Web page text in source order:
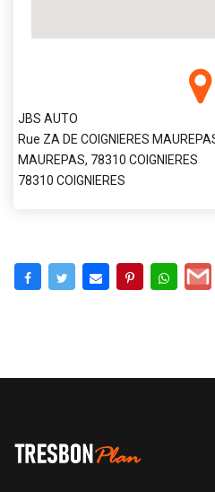
JBS AUTO
Rue ZA DE COIGNIERES
MAUREPAS, 78310 COIGNIERES
78310 COIGNIERES